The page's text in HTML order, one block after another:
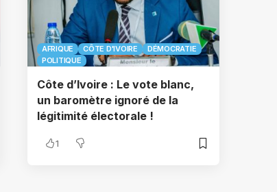
AFRIQUE CÔTE D'IVOIRE
DÉMOCRATIE
POLITIQUE
Côte d’Ivoire : Le vote blanc,
un baromètre ignoré de la
légitimité électorale !
1